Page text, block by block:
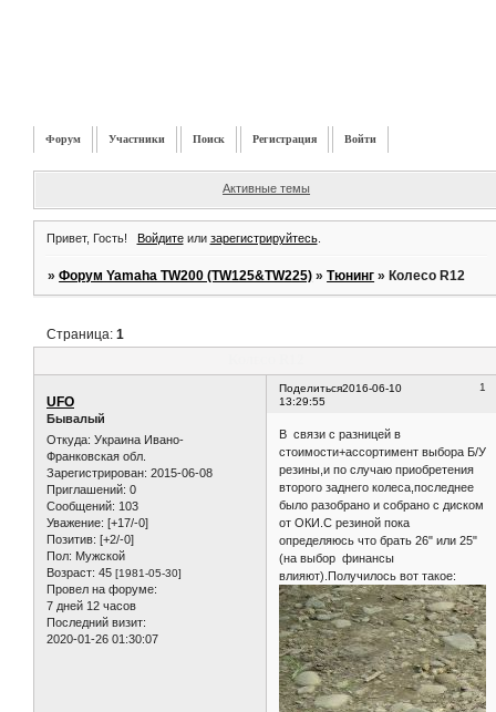
Форум Участники Поиск Регистрация Войти
Активные темы
Привет, Гость! Войдитеили зарегистрируйтесь.
»Форум Yamaha TW200 (TW125&TW225) »Тюнинг »Колесо R12
Страница:1
Поделиться 1
2016-06-10
13:29:55
UFO
Бывалый
Откуда: Украина Ивано-
Франковская обл.
Зарегистрирован: 2015-06-08
Приглашений: 0
Сообщений: 103
Уважение: [+17/-0]
Позитив: [+2/-0]
Пол: Мужской
Возраст: 45 [1981-05-30]
Провел на форуме:
7 дней 12 часов
Последний визит:
2020-01-26 01:30:07
В связи с разницей в
стоимости+ассортимент выбора Б/У
резины,и по случаю приобретения
второго заднего колеса,последнее
было разобрано и собрано с диском
от ОКИ.С резиной пока
определяюсь что брать 26" или 25"
(на выбор финансы
влияют).Получилось вот такое: